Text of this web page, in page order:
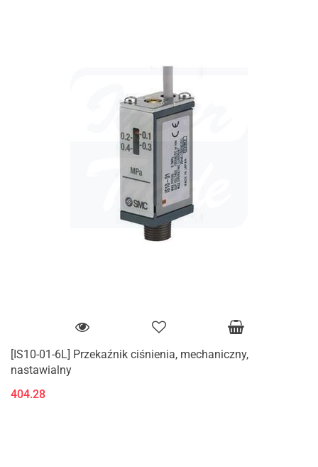
[IS10-01-6L] Przekaźnik ciśnienia, mechaniczny,
nastawialny
404.28